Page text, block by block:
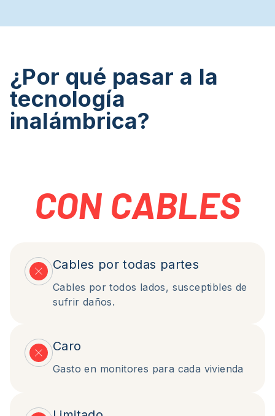
¿Por qué pasar a la
tecnología
inalámbrica?
CON CABLES
Cables por todas partes
Cables por todos lados, susceptibles de
sufrir daños.
Caro
Gasto en monitores para cada vivienda